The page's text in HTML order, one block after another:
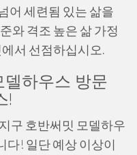
어 세련됨 있는 삶을
와 격조 높은 삶 가정
서 선점하십시오.
델하우스 방문
!
구 호반써밋 모델하우
다! 일단 예상 이상이